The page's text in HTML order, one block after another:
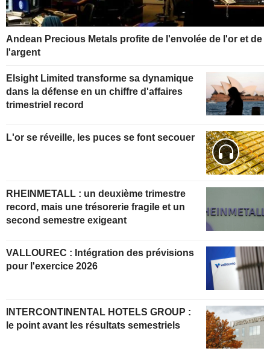
Andean Precious Metals profite de l'envolée de l'or et de
l'argent
Elsight Limited transforme sa dynamique
dans la défense en un chiffre d'affaires
trimestriel record
L'or se réveille, les puces se font secouer
RHEINMETALL : un deuxième trimestre
record, mais une trésorerie fragile et un
second semestre exigeant
VALLOUREC : Intégration des prévisions
pour l'exercice 2026
INTERCONTINENTAL HOTELS GROUP :
le point avant les résultats semestriels